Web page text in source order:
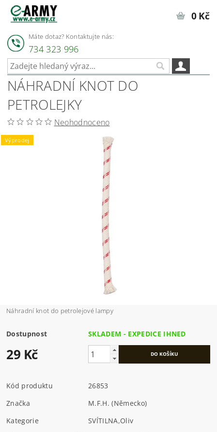
Máte dotaz? Kontaktujte nás:
734 323 996
0 Kč
NÁHRADNÍ KNOT DO
PETROLEJKY
Neohodnoceno
Výprodej
Náhradní knot do petrolejové lampy
Dostupnost SKLADEM - EXPEDICE IHNED
29 Kč
Kód produktu
26853
Značka
M.F.H. (Německo)
Kategorie
SVÍTILNA,Oliv